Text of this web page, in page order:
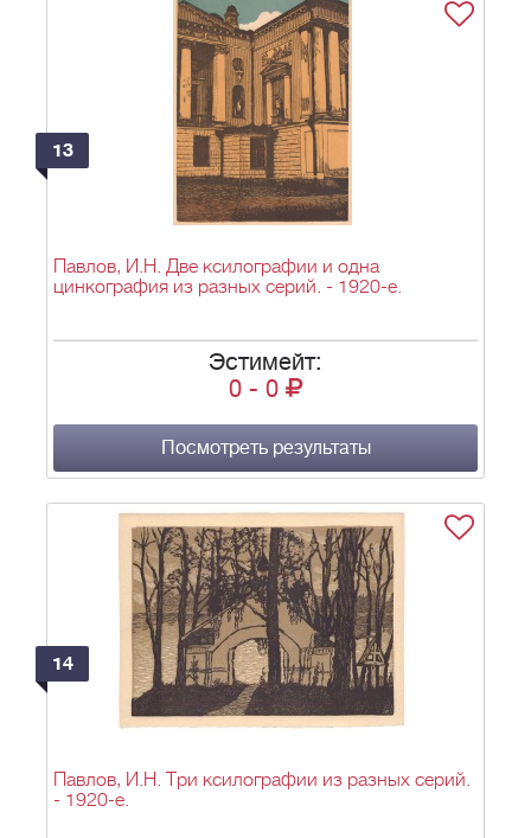
13
Павлов, И.Н. Две ксилографии и одна
цинкография из разных серий. - 1920-е.
Эстимейт:
0 - 0
Посмотреть результаты
14
Павлов, И.Н. Три ксилографии из разных серий.
- 1920-е.